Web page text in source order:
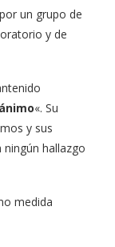
un grupo de
y de
«. Su
y sus
hallazgo
medida